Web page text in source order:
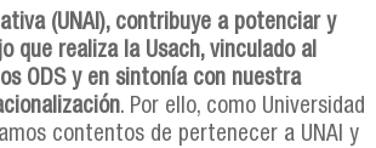
(UNAI), contribuye a potenciar y
que realiza la Usach, vinculado al
ODS y en sintonía con nuestra
. Por ello, como Universidad
contentos de pertenecer a UNAI y